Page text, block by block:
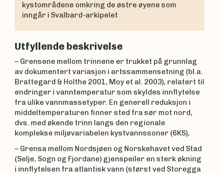
kystområdene omkring de østre øyene som
inngår i Svalbard-arkipelet
Utfyllende beskrivelse
– Grensene mellom trinnene er trukket på grunnlag
av dokumentert variasjon i artssammensetning (bl.a.
Brattegard & Holthe 2001, Moy et al. 2003), relatert til
endringer i vanntemperatur som skyldes innflytelse
fra ulike vannmassetyper. En generell reduksjon i
middeltemperaturen finner sted fra sør mot nord,
dvs. med økende trinn langs den regionale
komplekse miljøvariabelen kystvannssoner (6KS),
– Grensa mellom Nordsjøen og Norskehavet ved Stad
(Selje, Sogn og Fjordane) gjenspeiler en sterk økning
i innflytelsen fra atlantisk vann (størst ved Storegga